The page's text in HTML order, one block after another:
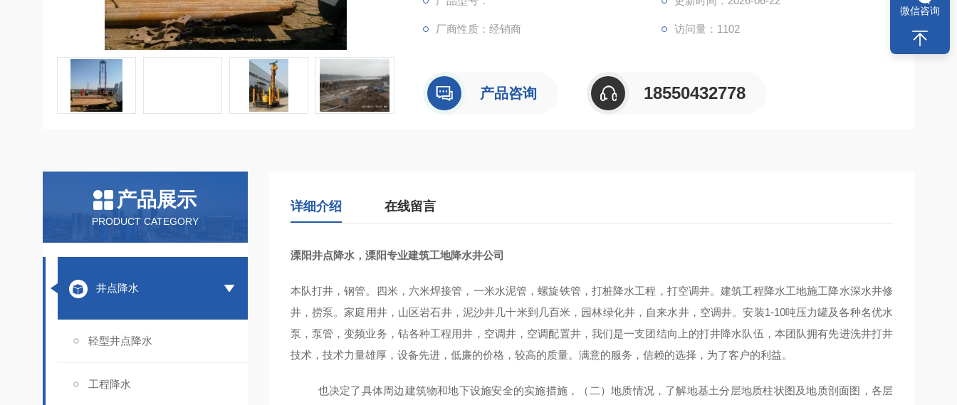
厂商性质：经销商 访问量：1102
产品咨询 18550432778
产品展示
PRODUCT CATEGORY
井点降水
轻型井点降水
工程降水
详细介绍 在线留言
溧阳井点降水，溧阳专业建筑工地降水井公司
本队打井，钢管。四米，六米焊接管，一米水泥管，螺旋铁管，打桩降水工程，打空调井。建筑工程降水工地施工降水深水井修
井，捞泵。家庭用井，山区岩石井，泥沙井几十米到几百米，园林绿化井，自来水井，空调井。安装1-10吨压力罐及各种名优水
泵，泵管，变频业务，钻各种工程用井，空调井，空调配置井，我们是一支团结向上的打井降水队伍，本团队拥有先进洗井打井
技术，技术力量雄厚，设备先进，低廉的价格，较高的质量。满意的服务，信赖的选择，为了客户的利益。
也决定了具体周边建筑物和地下设施安全的实施措施，（二）地质情况，了解地基土分层地质柱状图及地质剖面图，各层
微信咨询